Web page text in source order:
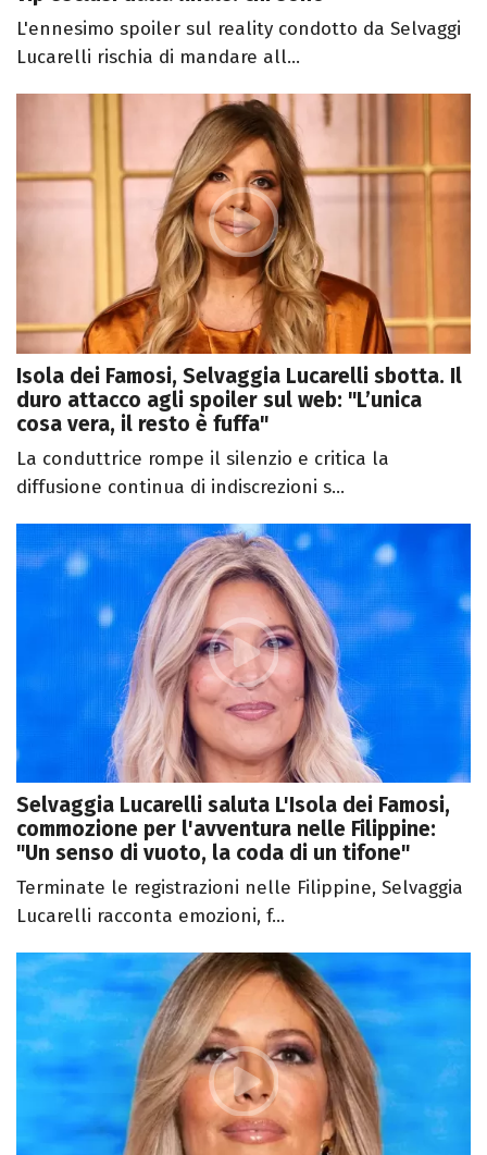
L'ennesimo spoiler sul reality condotto da Selvaggi
Lucarelli rischia di mandare all...
Isola dei Famosi, Selvaggia Lucarelli sbotta. Il
duro attacco agli spoiler sul web: "L’unica
cosa vera, il resto è fuffa"
La conduttrice rompe il silenzio e critica la
diffusione continua di indiscrezioni s...
Selvaggia Lucarelli saluta L'Isola dei Famosi,
commozione per l'avventura nelle Filippine:
"Un senso di vuoto, la coda di un tifone"
Terminate le registrazioni nelle Filippine, Selvaggia
Lucarelli racconta emozioni, f...